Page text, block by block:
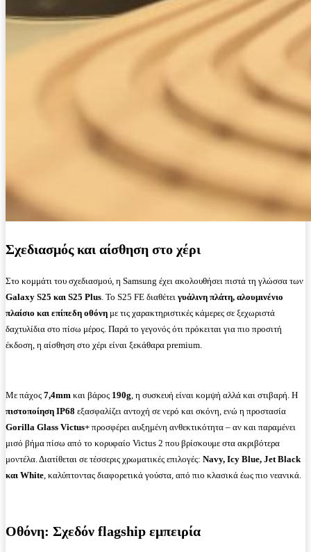
Σχεδιασμός και αίσθηση στο χέρι
Στο κομμάτι του σχεδιασμού, η Samsung έχει ακολουθήσει πιστά τη γλώσσα των
Galaxy S25 και S25 Plus. Το S25 FE διαθέτει γυάλινη πλάτη, αλουμινένιο
πλαίσιο και επίπεδη οθόνη με τις χαρακτηριστικές κάμερες σε ξεχωριστά
δαχτυλίδια στο πίσω μέρος. Παρά το γεγονός ότι πρόκειται για πιο προσιτή
έκδοση, η αίσθηση στο χέρι είναι ξεκάθαρα premium.
Με πάχος 7,4mm και βάρος 190g, η συσκευή είναι κομψή αλλά και στιβαρή. Η
πιστοποίηση IP68 εξασφαλίζει αντοχή σε νερό και σκόνη, ενώ η προστασία
Gorilla Glass Victus+ προσφέρει αυξημένη ανθεκτικότητα – αν και παραμένει
μισό βήμα πίσω από το κορυφαίο Victus 2 που βρίσκουμε στα ακριβότερα
μοντέλα. Διατίθεται σε τέσσερις χρωματικές επιλογές: Navy, Icy Blue, Jet Black
και White, καλύπτοντας διαφορετικά γούστα, από πιο κλασικά έως πιο νεανικά.
Οθόνη: Σχεδόν flagship εμπειρία